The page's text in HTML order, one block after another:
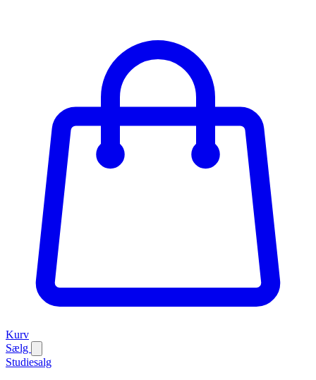
Kurv
Sælg
Studiesalg